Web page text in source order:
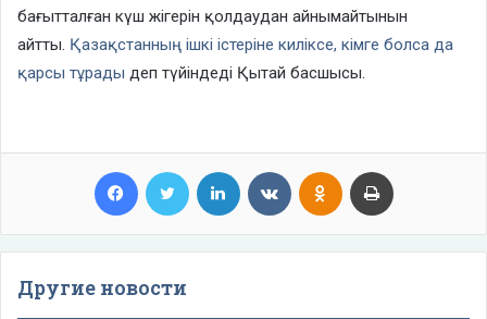
бағытталған күш жігерін қолдаудан айнымайтынын
айтты. Қазақстанның ішкі істеріне киліксе, кімге болса да
қарсы тұрады деп түйіндеді Қытай басшысы.
Facebook Twitter LinkedIn VKontakteOdnoklassniki
Другие новости